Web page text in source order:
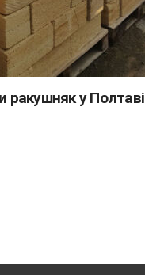
ракушняк у Полтаві